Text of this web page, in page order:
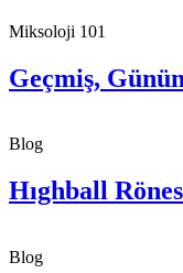
Miksoloji 101
Geçmiş,
Blog
Hıghball
Blog